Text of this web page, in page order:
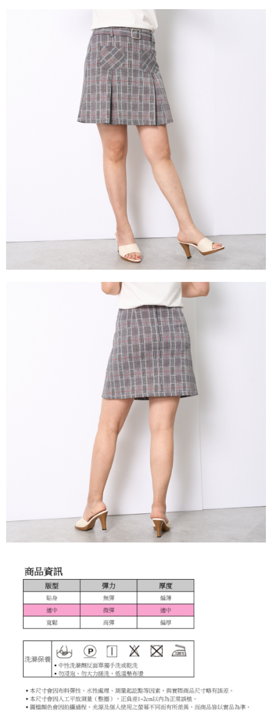
【大哥付你分期使用說明】
1.本服務由台灣大哥大提供，台灣大哥大用戶可立即使用無須另外申請。
2.付款方式選擇「大哥付你分期」，訂單成立後會自動跳轉到大哥付的交易
流程，驗證手機門號後，選擇欲分期的期數、繳款截止日，確認付款後即完
3.實際核准額度、可分期數及費用金額請依後續交易確認頁面所載為準。
4.訂單成立30分鐘內，如未前往確認交易或遇審核未通過，訂單將自動取
消。如遇「轉專審核」未通過狀況，表示未達大哥付你分期系統評分，恕無
1.分期款項不併入電信帳單，「大哥付你分期」於每月結算日後寄送繳費提
2.透過簡訊連結打開帳單後，可選擇「超商條碼／台灣大直營門市／銀行轉
帳／街口支付／iPASS MONEY」等通路繳費。
1.本服務係由「台灣大哥大股份有限公司」（以下簡稱本公司）所提供，讓
用戶於交易時，得透過本服務購買商品或服務，並由商店將買賣／分期付款
買賣價金債權讓與本公司後，依約使用本公司帳單繳交帳款。
2.基於同意付款使用「大哥付你分期」之契約關係目的，商店將以您的個人
資料（包含姓名、電話或地址）提供予台灣大哥大進項蒐集、處理及利用，
由本公司與您本人進行分期帳單所需資料之確認、核對及更正。
3.完整用戶服務條款，請詳閱以下連結：https://oppay.tw/userRule
【關於「AFTEE先享後付」】
AFTEE先享後付是「在收到商品之後才付款」的支付方式。 讓您購物簡單
１．簡單：不需註冊會員、不需綁卡、不需儲值。
２．便利：只要手機號碼，簡訊認證，即可結帳。
３．安心：先確認商品／服務後，再付款。
【「AFTEE先享後付」結帳流程】
１．於結帳方式選擇「AFTEE先享後付」後，將跳轉至「AFTEE先享後付」
結帳頁面，進行簡訊認證並確認金額後，即可完成結帳。
２．訂單成立數日內，您將收到繳費通知簡訊。
３．收到繳費通知簡訊後14天內，點擊此簡訊中的連結，可透過四大超商／
ATM／網路銀行／等多元方式進行付款，方視為交易完成。
※ 請注意：結帳手續完成當下不需立刻繳費，但若您需要取消訂單，請聯絡
購買商品的店家。未經商家同意取消之訂單仍視為有效，需透過AFTEE先享
※ 交易是否成功請以「AFTEE先享後付 」之結帳頁面顯示為準，若有關於
是否繳費成功／繳費後需取消欲退款等相關疑問，請聯繫「AFTEE先享後付
https://netprotections.freshdesk.com/support/home
１．透過由恩沛科技股份有限公司提供之「AFTEE先享後付」服務完成之交
易，需依本服務之必要範圍內提供個人資料，並將交易相關給付款項請求債
權轉讓予恩沛科技股份有限公司。
２．關於個人資料處理事宜，請瀏覽以下網址：
３．未成年的使用者請事先徵得法定代理人或監護人之同意方可使用
「AFTEE先享後付」，若未經同意申辦者引起之損失，本公司不負相關責
４．使用「AFTEE先享後付」時，將依據個別帳號之用戶狀況，依本公司即
時審查核予不同之上限額度；若仍有額度不足之情形，本公司將視審查結果
５．嚴禁一人註冊多個帳號或使用他人資訊註冊。若發現惡意使用之情形，
恩沛科技股份有限公司將有權停止該用戶之使用額度並採取法律行動。
每筆NT$120，滿NT$2,000(含以上)免運費
每筆NT$120，滿NT$2,000(含以上)免運費
每筆NT$120，滿NT$2,000(含以上)免運費